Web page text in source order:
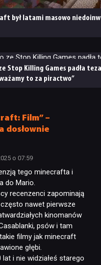
był latami masowo
Stop Killing Games padła
to za piractwo”
Film” –
dosłownie
o 07:59
tego minecrafta i
do Mario.
recenzenci zapominają
nawet pierwsze
kinomanów
psów i tam
filmy jak minecraft
głębi.
i nie widziałeś starego